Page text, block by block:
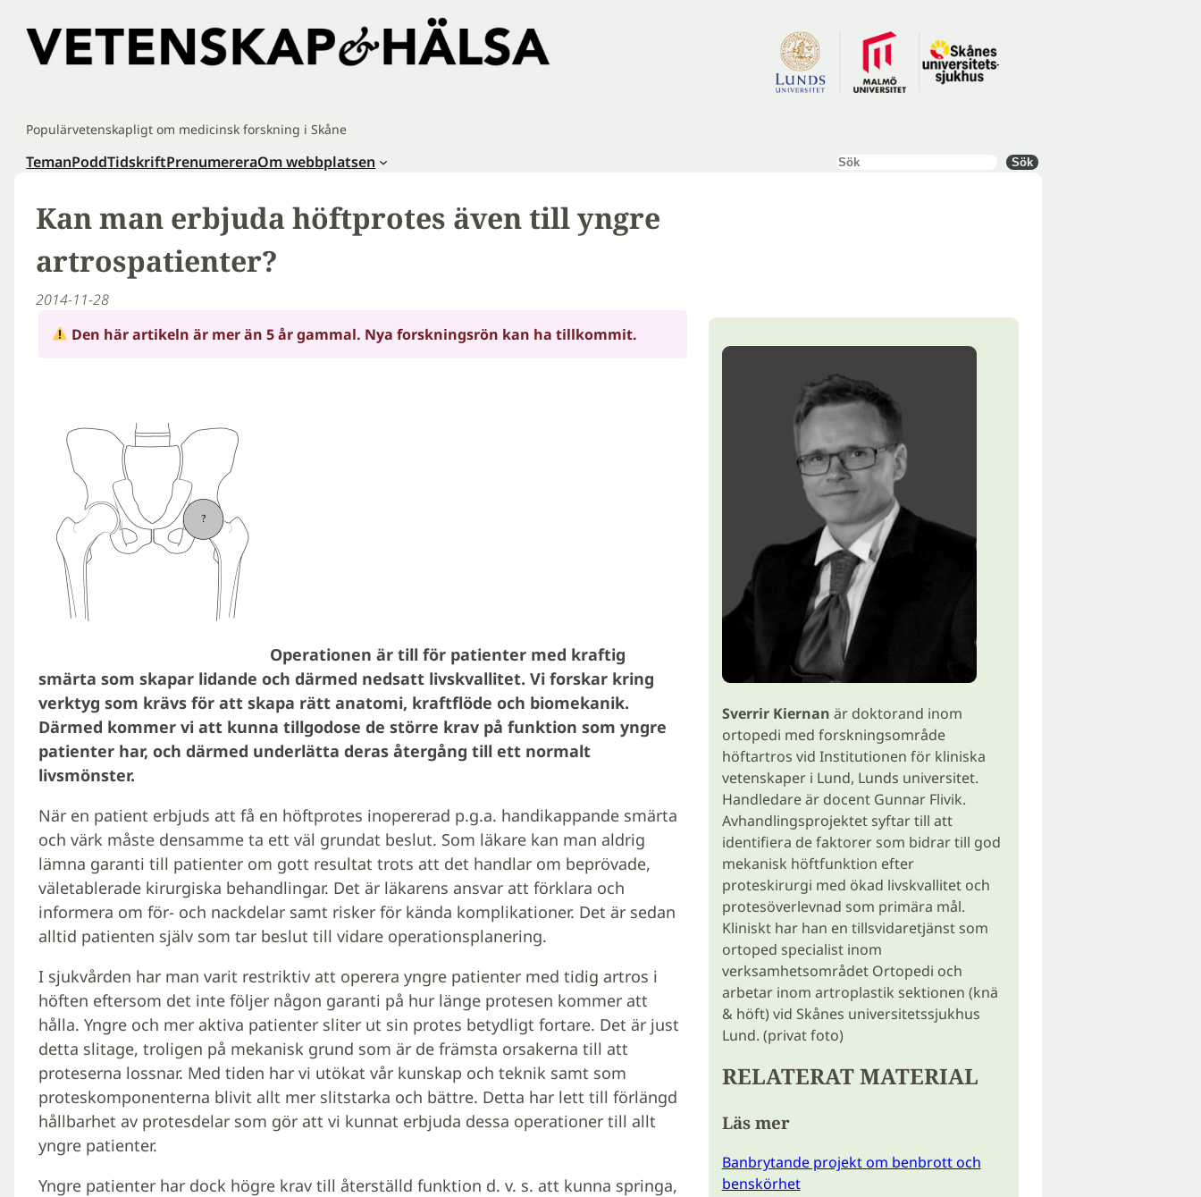
innehåll
Populärvetenskapligt om medicinsk forskning i Skåne
TemanPoddTidskriftPrenumereraOm webbplatsen Sök Sök
Kan man erbjuda höftprotes även till yngre
artrospatienter?
2014-11-28
Den här artikeln är mer än 5 år gammal. Nya forskningsrön kan ha tillkommit.
Operationen är till för patienter med kraftig
smärta som skapar lidande och därmed nedsatt livskvallitet. Vi forskar kring
verktyg som krävs för att skapa rätt anatomi, kraftflöde och biomekanik.
Därmed kommer vi att kunna tillgodose de större krav på funktion som yngre
patienter har, och därmed underlätta deras återgång till ett normalt
livsmönster.
När en patient erbjuds att få en höftprotes inopererad p.g.a. handikappande smärta
och värk måste densamme ta ett väl grundat beslut. Som läkare kan man aldrig
lämna garanti till patienter om gott resultat trots att det handlar om beprövade,
väletablerade kirurgiska behandlingar. Det är läkarens ansvar att förklara och
informera om för- och nackdelar samt risker för kända komplikationer. Det är sedan
alltid patienten själv som tar beslut till vidare operationsplanering.
I sjukvården har man varit restriktiv att operera yngre patienter med tidig artros i
höften eftersom det inte följer någon garanti på hur länge protesen kommer att
hålla. Yngre och mer aktiva patienter sliter ut sin protes betydligt fortare. Det är just
detta slitage, troligen på mekanisk grund som är de främsta orsakerna till att
proteserna lossnar. Med tiden har vi utökat vår kunskap och teknik samt som
proteskomponenterna blivit allt mer slitstarka och bättre. Detta har lett till förlängd
hållbarhet av protesdelar som gör att vi kunnat erbjuda dessa operationer till allt
yngre patienter.
Yngre patienter har dock högre krav till återställd funktion d. v. s. att kunna springa,
Sverrir Kiernan är doktorand inom
ortopedi med forskningsområde
höftartros vid Institutionen för kliniska
vetenskaper i Lund, Lunds universitet.
Handledare är docent Gunnar Flivik.
Avhandlingsprojektet syftar till att
identifiera de faktorer som bidrar till god
mekanisk höftfunktion efter
proteskirurgi med ökad livskvallitet och
protesöverlevnad som primära mål.
Kliniskt har han en tillsvidaretjänst som
ortoped specialist inom
verksamhetsområdet Ortopedi och
arbetar inom artroplastik sektionen (knä
& höft) vid Skånes universitetssjukhus
Lund. (privat foto)
RELATERAT MATERIAL
Läs mer
Banbrytande projekt om benbrott och
benskörhet